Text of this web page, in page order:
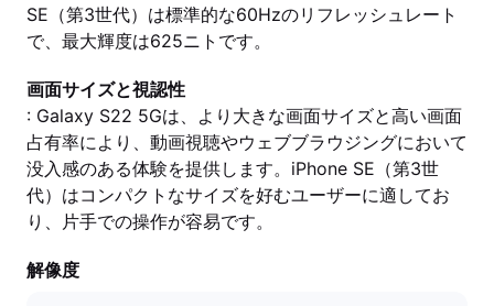
SE（第3世代）は標準的な60Hzのリフレッシュレート
で、最大輝度は625ニトです。
画面サイズと視認性
: Galaxy S22 5Gは、より大きな画面サイズと高い画面
占有率により、動画視聴やウェブブラウジングにおいて
没入感のある体験を提供します。iPhone SE（第3世
代）はコンパクトなサイズを好むユーザーに適してお
り、片手での操作が容易です。
解像度